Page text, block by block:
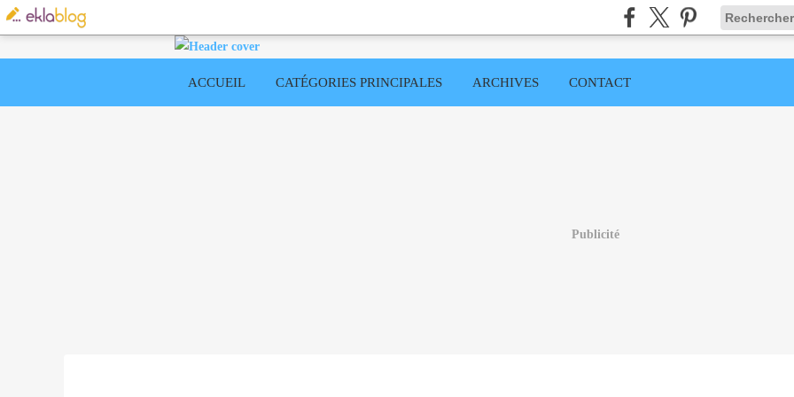
ACCUEIL CATÉGORIES PRINCIPALES ARCHIVES CONTACT
Publicité